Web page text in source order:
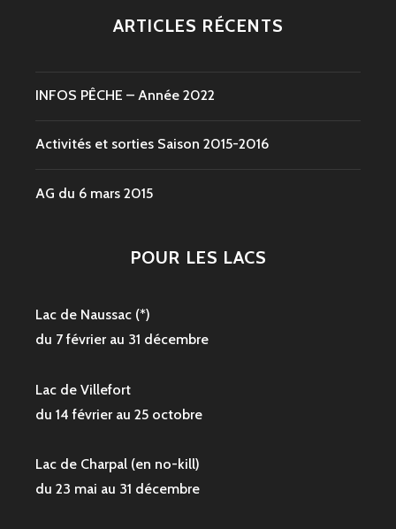
ARTICLES RÉCENTS
INFOS PÊCHE – Année 2022
Activités et sorties Saison 2015-2016
AG du 6 mars 2015
POUR LES LACS
Lac de Naussac (*)
du 7 février au 31 décembre
Lac de Villefort
du 14 février au 25 octobre
Lac de Charpal (en no-kill)
du 23 mai au 31 décembre